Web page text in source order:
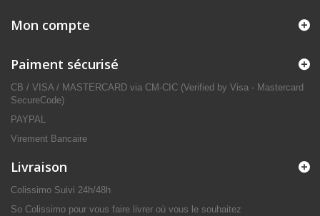
Mon compte
Paiment sécurisé
CB / VISA / MASTERCARD via CM-CIC (Verified by Visa - Mastercard
SecureCode)
PAYPAL
Virement Bancaire
Livraison
Colissimo Suivi 24h/48h
So Colissimo pour vous faire livrer où vous le souhaitez